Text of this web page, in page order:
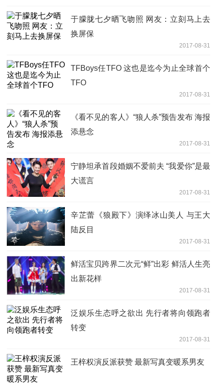
于朦胧七夕晒飞吻照 网友：立刻马上去
换屏保
2017-08-31
TFBoys任TFO 这也是迄今为止全球首个
TFO
2017-08-31
《看不见的客人》“狼人杀”预告发布 海报
添悬念
2017-08-31
宁静坦承首段婚姻不爱前夫 “我爱你”是最
大谎言
2017-08-31
辛芷蕾《狼殿下》演绎冰山美人 与王大
陆反目
2017-08-31
鲜活宝贝跨界二次元“鲜”出彩 鲜活人生亮
出新花样
2017-08-31
泛娱乐生态呼之欲出 先行者将向领跑者
转变
2017-08-31
王梓权演反派获赞 最新写真变暖系男友